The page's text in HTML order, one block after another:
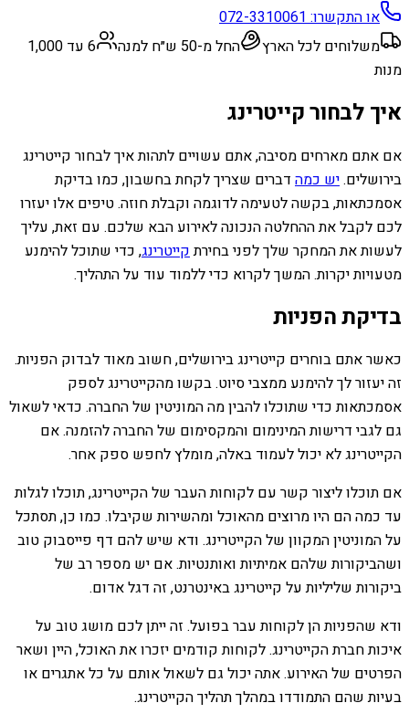
או התקשרו:072-3310061
משלוחים לכל הארץ
החל מ-50 ש״ח למנה
6 עד 1,000
מנות
איך לבחור קייטרינג
אם אתם מארחים מסיבה, אתם עשויים לתהות איך לבחור קייטרינג
בירושלים.יש כמה דברים שצריך לקחת בחשבון, כמו בדיקת
אסמכתאות, בקשה לטעימה לדוגמה וקבלת חוזה. טיפים אלו יעזרו
לכם לקבל את ההחלטה הנכונה לאירוע הבא שלכם. עם זאת, עליך
לעשות את המחקר שלך לפני בחירתקייטרינג, כדי שתוכל להימנע
מטעויות יקרות. המשך לקרוא כדי ללמוד עוד על התהליך.
בדיקת הפניות
כאשר אתם בוחרים קייטרינג בירושלים, חשוב מאוד לבדוק הפניות.
זה יעזור לך להימנע ממצבי סיוט. בקשו מהקייטרינג לספק
אסמכתאות כדי שתוכלו להבין מה המוניטין של החברה. כדאי לשאול
גם לגבי דרישות המינימום והמקסימום של החברה להזמנה. אם
הקייטרינג לא יכול לעמוד באלה, מומלץ לחפש ספק אחר.
אם תוכלו ליצור קשר עם לקוחות העבר של הקייטרינג, תוכלו לגלות
עד כמה הם היו מרוצים מהאוכל ומהשירות שקיבלו. כמו כן, תסתכל
על המוניטין המקוון של הקייטרינג. ודא שיש להם דף פייסבוק טוב
ושהביקורות שלהם אמיתיות ואותנטיות. אם יש מספר רב של
ביקורות שליליות על קייטרינג באינטרנט, זה דגל אדום.
ודא שהפניות הן לקוחות עבר בפועל. זה ייתן לכם מושג טוב על
איכות חברת הקייטרינג. לקוחות קודמים יזכרו את האוכל, היין ושאר
הפרטים של האירוע. אתה יכול גם לשאול אותם על כל אתגרים או
בעיות שהם התמודדו במהלך תהליך הקייטרינג.